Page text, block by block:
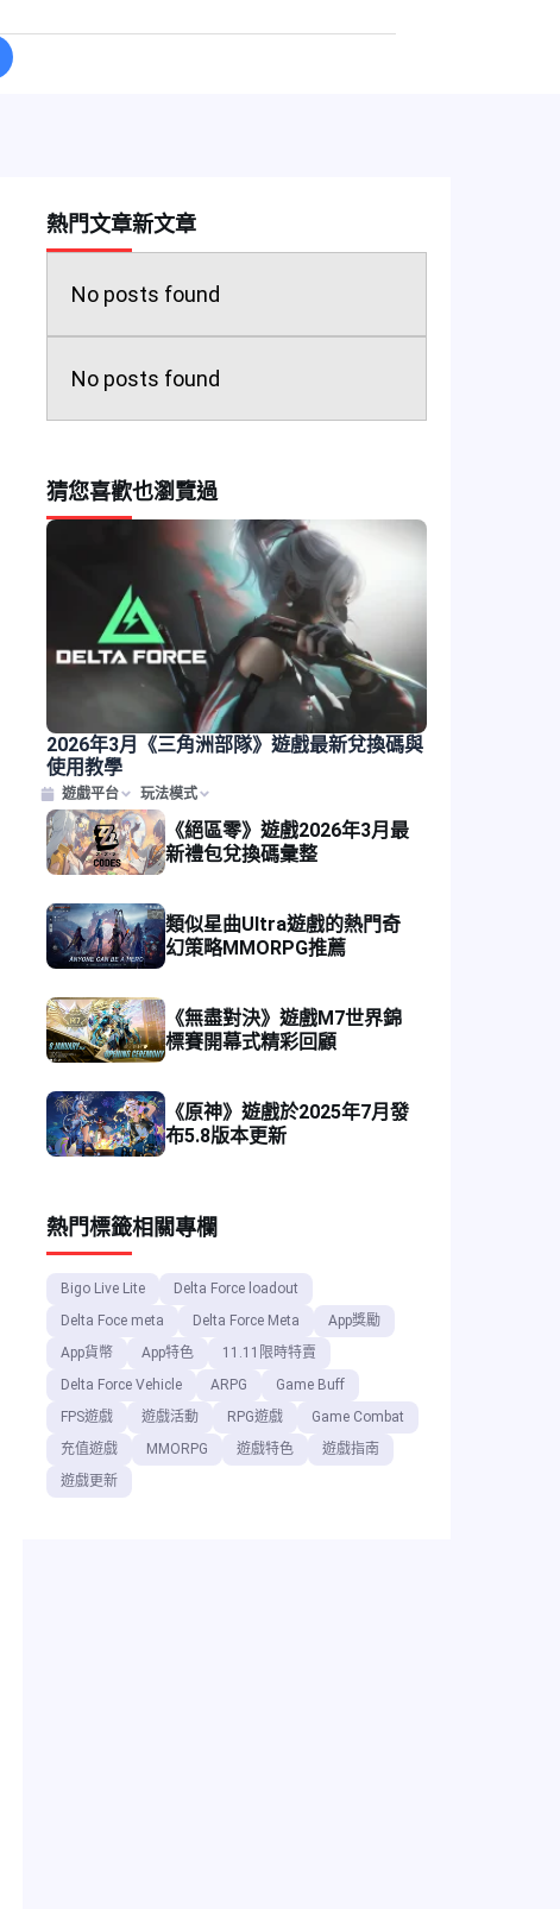
熱門文章新文章
No posts found
No posts found
猜您喜歡也瀏覽過
2026年3月《三角洲部隊》遊戲最新兌換碼與
使用教學
遊戲平台 玩法模式
《絕區零》遊戲2026年3月最
新禮包兌換碼彙整
類似星曲Ultra遊戲的熱門奇
幻策略MMORPG推薦
《無盡對決》遊戲M7世界錦
標賽開幕式精彩回顧
《原神》遊戲於2025年7月發
布5.8版本更新
熱門標籤相關專欄
Bigo Live Lite
Delta Force loadout
Delta Foce meta
Delta Force Meta
App獎勵
App貨幣
App特色
11.11限時特賣
Delta Force Vehicle
ARPG
Game Buff
FPS遊戲
遊戲活動 RPG遊戲
Game Combat
充值遊戲
MMORPG 遊戲特色
遊戲指南
遊戲更新